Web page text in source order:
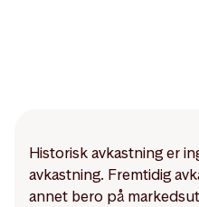
Historisk avkastning er
avkastning. Fremtidig
annet bero på